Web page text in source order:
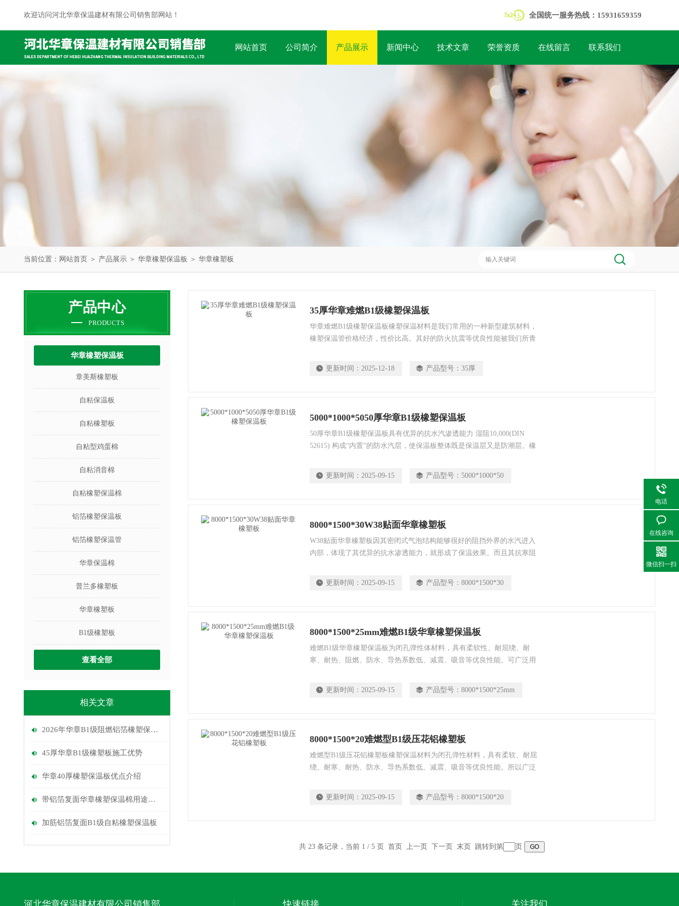
欢迎访问河北华章保温建材有限公司销售部网站！ 全国统一服务热线：15931659359
网站首页 公司简介 产品展示 新闻中心 技术文章 荣誉资质 在线留言 联系我们
当前位置： 网站首页 ＞ 产品展示 ＞ 华章橡塑保温板 ＞ 华章橡塑板
产品中心
PRODUCTS
华章橡塑保温板
章美斯橡塑板
自粘保温板
自粘橡塑板
自粘型鸡蛋棉
自粘消音棉
自粘橡塑保温棉
铝箔橡塑保温板
铝箔橡塑保温管
华章保温棉
普兰多橡塑板
华章橡塑板
B1级橡塑板
查看全部
相关文章
2026年华章B1级阻燃铝箔橡塑保温板介绍
45厚华章B1级橡塑板施工优势
华章40厚橡塑保温板优点介绍
带铝箔复面华章橡塑保温棉用途介绍
加筋铝箔复面B1级自粘橡塑保温板
35厚华章难燃B1级橡塑保温板
华章难燃B1级橡塑保温板橡塑保温材料是我们常用的一种新型建筑材料，
橡塑保温管价格经济，性价比高。其好的防火抗震等优良性能被我们所青
自己熄灭的特点，着火不会造成材料的融化，以及滴下火球的危险，橡塑
更新时间： 2025-12-18 产品型号： 35厚
5000*1000*5050厚华章B1级橡塑保温板
50厚华章B1级橡塑保温板具有优异的抗水汽渗透能力 湿阻10,000(DIN
52615) 构成“内置”的防水汽层，使保温板整体既是保温层又是防潮层。橡
不吸水、不凝露、使用寿命长，经过SGS检测，其实测值远远低于欧盟关
更新时间： 2025-09-15 产品型号： 5000*1000*50
8000*1500*30W38贴面华章橡塑板
W38贴面华章橡塑板因其密闭式气泡结构能够很好的阻挡外界的水汽进入
内部，体现了其优异的抗水渗透能力，就形成了保温效果。而且其抗寒阻
环境下使用。不仅如此，橡塑板洁净美观的外观设计而且富有柔软性的特
更新时间： 2025-09-15 产品型号： 8000*1500*30
8000*1500*25mm难燃B1级华章橡塑保温板
难燃B1级华章橡塑保温板为闭孔弹性体材料，具有柔软性、耐屈绕、耐
寒、耐热、阻燃、防水、导热系数低、减震、吸音等优良性能。可广泛用
和部门的各类冷热介质管道、容器，能达到降低冷损和热损的效果。
更新时间： 2025-09-15 产品型号： 8000*1500*25mm
8000*1500*20难燃型B1级压花铝橡塑板
难燃型B1级压花铝橡塑板橡塑保温材料为闭孔弹性材料，具有柔软、耐屈
绕、耐寒、耐热、防水、导热系数低、减震、吸音等优良性能。所以广泛
管的保温，家用空调、汽车空调、钢管连接管道保温以及运动器材护套垫
更新时间： 2025-09-15 产品型号： 8000*1500*20
共 23 条记录，当前 1 / 5 页 首页 上一页 下一页 末页 跳转到第 页
河北华章保温建材有限公司销售部 快速链接 关注我们
电话
在线咨询
微信扫一扫